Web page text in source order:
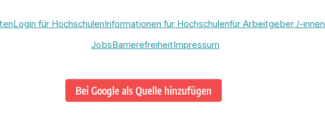
Login für HochschulenInformationen für Hochschulenfür Arbeitgeber /-innen
JobsBarrierefreiheitImpressum
Bei Google als Quelle hinzufügen